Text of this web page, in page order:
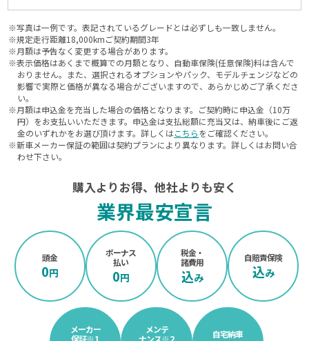
購入よりお得、他社よりも安く
業界最安宣言
頭金
0円
ボーナス
払い
0円
税金・
諸費用
込み
自賠責保険
込み
メーカー
保証※1
メンテ
ナンス※2 自宅納車
※写真は一例です。表記されているグレードとは必ずしも一致しません。
※規定走行距離18,000kmご契約期間3年
※月額は予告なく変更する場合があります。
※表示価格はあくまで概算での月額となり、自動車保険(任意保険)料は含んで
おりません。また、選択されるオプションやパック、モデルチェンジなどの
影響で実際と価格が異なる場合がございますので、あらかじめご了承くださ
い。
※月額は申込金を充当した場合の価格となります。ご契約時に申込金（10万
円）をお支払いいただきます。申込金は支払総額に充当又は、納車後にご返
金のいずれかをお選び頂けます。詳しくはこちらをご確認ください。
※新車メーカー保証の範囲は契約プランにより異なります。詳しくはお問い合
わせ下さい。